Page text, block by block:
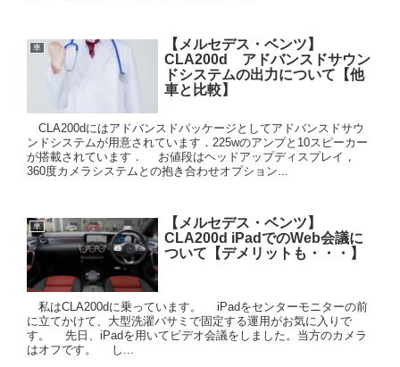
車
【メルセデス・ベンツ】
CLA200d アドバンスドサウン
ドシステムの出力について【他
車と比較】
CLA200dにはアドバンスドパッケージとしてアドバンスドサウ
ンドシステムが用意されています．225wのアンプと10スピーカー
が搭載されています． お値段はヘッドアップディスプレイ，
360度カメラシステムとの抱き合わせオプション...
車
【メルセデス・ベンツ】
CLA200d iPadでのWeb会議に
ついて【デメリットも・・・】
私はCLA200dに乗っています。 iPadをセンターモニターの前
に立てかけて、大型洗濯バサミで固定する運用がお気に入りで
す。 先日、iPadを用いてビデオ会議をしました。当方のカメラ
はオフです。 し...